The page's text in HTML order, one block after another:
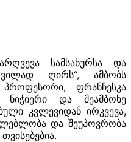
სამსახურსა და
ღირს“, ამბობს
ფრანჩესკა
და მეამბოხე
კვლევიდან ირკვევა,
და შეუპოვრობა